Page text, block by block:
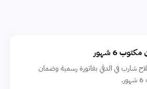
6 شهور
شارب في الدقي بفاتورة رسمية وضمان